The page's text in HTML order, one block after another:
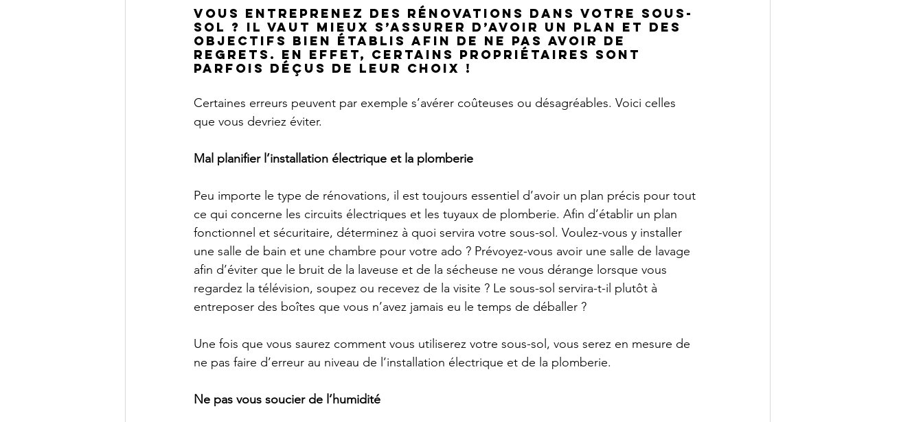
Vous entreprenez des rénovations dans votre sous-
sol ? Il vaut mieux s’assurer d’avoir un plan et des
objectifs bien établis afin de ne pas avoir de
regrets. En effet, certains propriétaires sont
parfois déçus de leur choix !
Certaines erreurs peuvent par exemple s’avérer coûteuses ou désagréables. Voici celles
que vous devriez éviter.
Mal planifier l’installation électrique et la plomberie
Peu importe le type de rénovations, il est toujours essentiel d’avoir un plan précis pour tout
ce qui concerne les circuits électriques et les tuyaux de plomberie. Afin d’établir un plan
fonctionnel et sécuritaire, déterminez à quoi servira votre sous-sol. Voulez-vous y installer
une salle de bain et une chambre pour votre ado ? Prévoyez-vous avoir une salle de lavage
afin d’éviter que le bruit de la laveuse et de la sécheuse ne vous dérange lorsque vous
regardez la télévision, soupez ou recevez de la visite ? Le sous-sol servira-t-il plutôt à
entreposer des boîtes que vous n’avez jamais eu le temps de déballer ?
Une fois que vous saurez comment vous utiliserez votre sous-sol, vous serez en mesure de
ne pas faire d’erreur au niveau de l’installation électrique et de la plomberie.
Ne pas vous soucier de l’humidité